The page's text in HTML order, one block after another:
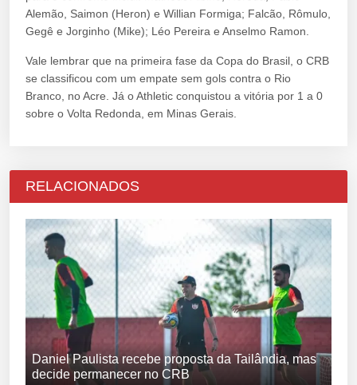
Alemão, Saimon (Heron) e Willian Formiga; Falcão, Rômulo,
Gegê e Jorginho (Mike); Léo Pereira e Anselmo Ramon.
Vale lembrar que na primeira fase da Copa do Brasil, o CRB
se classificou com um empate sem gols contra o Rio
Branco, no Acre. Já o Athletic conquistou a vitória por 1 a 0
sobre o Volta Redonda, em Minas Gerais.
RELACIONADOS
Daniel Paulista recebe proposta da Tailândia, mas
decide permanecer no CRB